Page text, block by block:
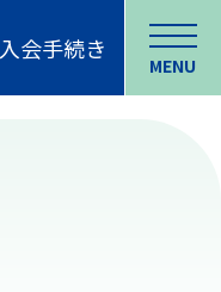
入会手続き
MENU